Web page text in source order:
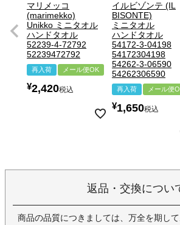
マリメッコ
(marimekko)
Unikko ミニタオル
ハンドタオル
52239-4-72792
52239472792
再入荷 メール便OK
¥2,420税込
イルビゾンテ (IL
BISONTE)
ミニタオル
ハンドタオル
54172-3-04198
54172304198
54262-3-06590
54262306590
再入荷 メール便
¥1,650税込
返品・交換につい
商品の品質につきましては、万全を期し